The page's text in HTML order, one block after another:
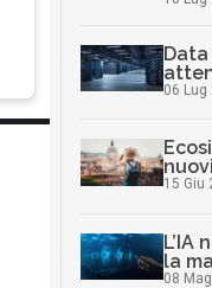
Data
06 Lug
15 Giu
L’IA
la
08